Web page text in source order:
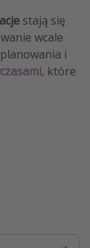
stają się
wcale
i
, które